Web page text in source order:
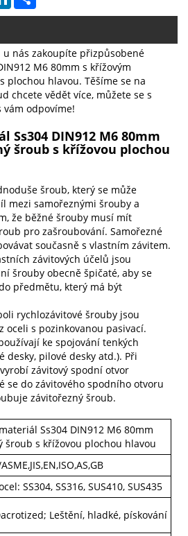
nás zakoupíte přizpůsobené
M6 80mm s křížovým
plochou hlavou. Těšíme se na
chcete vědět více, můžete se s
odpovíme!
Ss304 DIN912 M6 80mm
šroub s křížovou plochou
šroub, který se může
mezi samořeznými šrouby a
že běžné šrouby musí mít
pro zašroubování. Samořezné
současně s vlastním závitem.
závitových účelů jsou
šrouby obecně špičaté, aby se
předmětu, který má být
rychlozávitové šrouby jsou
oceli s pozinkovanou pasivací.
ke spojování tenkých
desky, pilové desky atd.). Při
závitový spodní otvor
se do závitového spodního otvoru
závitořezný šroub.
Ss304 DIN912 M6 80mm
šroub s křížovou plochou hlavou
SS304, SS316, SUS410, SUS435
Leštění, hladké, pískování